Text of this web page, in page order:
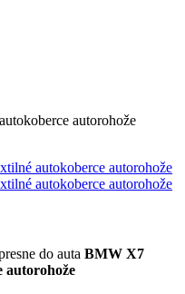
do auta BMW X7
autorohože